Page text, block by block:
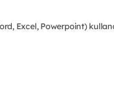
Excel, Powerpoint)